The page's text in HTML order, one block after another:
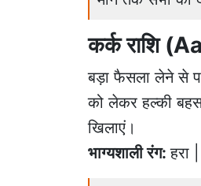
कर्क राशि
बड़ा फैसला लेने से
को लेकर हल्की बहस
खिलाएं।
भाग्यशाली रंग:हरा